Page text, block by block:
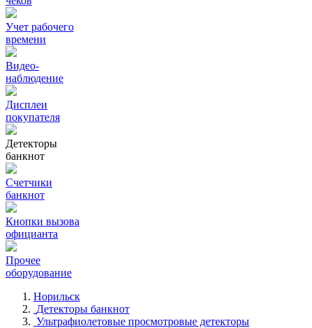
Учет рабочего
времени
Видео‑
наблюдение
Дисплеи
покупателя
Детекторы
банкнот
Счетчики
банкнот
Кнопки вызова
официанта
Прочее
оборудование
Норильск
Детекторы банкнот
Ультрафиолетовые просмотровые детекторы